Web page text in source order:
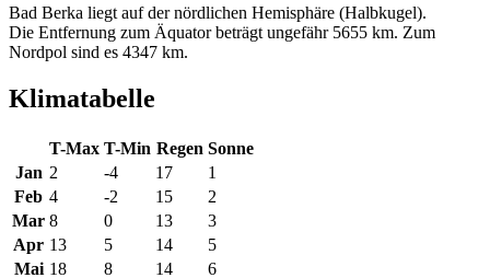
Bad Berka liegt auf der nördlichen Hemisphäre (Halbkugel).
Die Entfernung zum Äquator beträgt ungefähr 5655 km. Zum
Nordpol sind es 4347 km.
Klimatabelle
T-Max T-Min Regen Sonne
Jan 2 -4 17
1
Feb 4 -2 15
2
Mar 8 0 13
3
Apr 13 5 14
5
Mai 18 8 14 6